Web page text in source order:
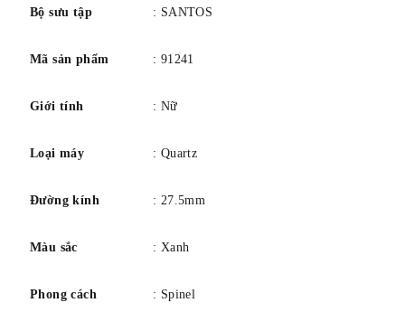
Bộ sưu tập : SANTOS
Mã sản phẩm : 91241
Giới tính : Nữ
Loại máy : Quartz
Đường kính : 27.5mm
Màu sắc : Xanh
Phong cách : Spinel